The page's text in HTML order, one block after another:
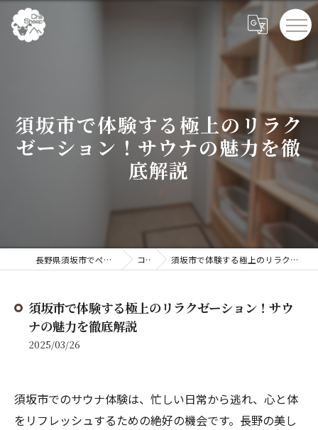
須坂市で体験する極上のリラク
ゼーション！サウナの魅力を徹
底解説
長野県須坂市でペンションならChillSheep コラム 須坂市で体験する極上のリラクゼーション！サウナの魅力を徹底解説
須坂市で体験する極上のリラクゼーション！サウ
ナの魅力を徹底解説
2025/03/26
須坂市でのサウナ体験は、忙しい日常から逃れ、心と体
をリフレッシュするための絶好の機会です。長野の美し